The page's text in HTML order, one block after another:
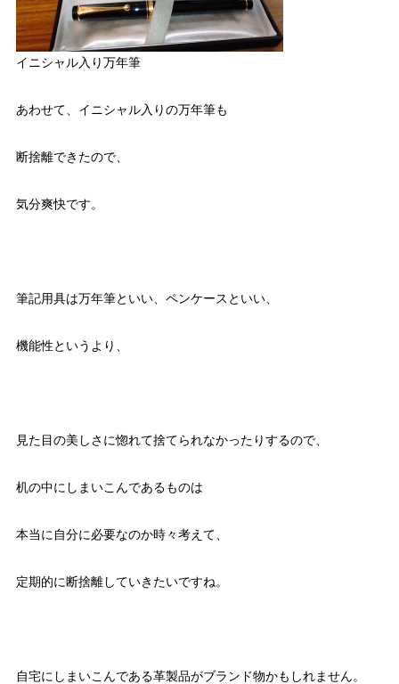
イニシャル入り万年筆
あわせて、イニシャル入りの万年筆も
断捨離できたので、
気分爽快です。
筆記用具は万年筆といい、ペンケースといい、
機能性というより、
見た目の美しさに惚れて捨てられなかったりするので、
机の中にしまいこんであるものは
本当に自分に必要なのか時々考えて、
定期的に断捨離していきたいですね。
自宅にしまいこんである革製品がブランド物かもしれません。